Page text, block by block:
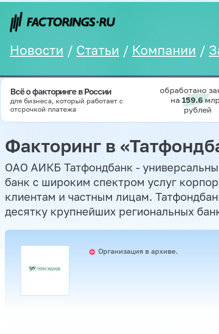
Новости / Статьи / Компании /
Всё о факторинге в России
для бизнеса, который работает с
отсрочкой платежа
обработано
на 159.6
рублей
Факторинг в
ОАО АИКБ Татфондбанк -
банк с широким спектром услуг
клиентам и частным лицам.
десятку крупнейших региональных
Организация в архиве.